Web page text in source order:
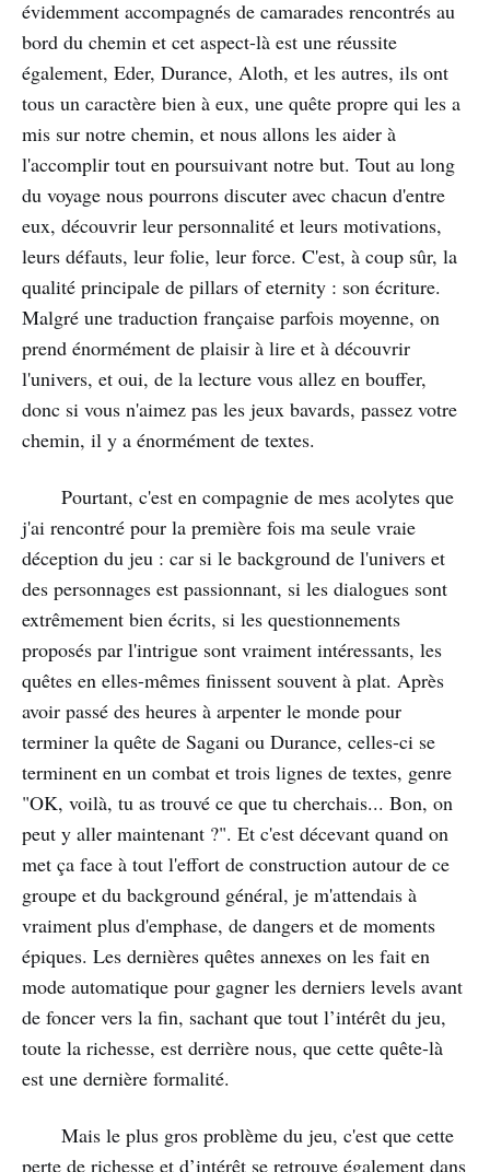
évidemment accompagnés de camarades rencontrés au
bord du chemin et cet aspect-là est une réussite
également, Eder, Durance, Aloth, et les autres, ils ont
tous un caractère bien à eux, une quête propre qui les a
mis sur notre chemin, et nous allons les aider à
l'accomplir tout en poursuivant notre but. Tout au long
du voyage nous pourrons discuter avec chacun d'entre
eux, découvrir leur personnalité et leurs motivations,
leurs défauts, leur folie, leur force. C'est, à coup sûr, la
qualité principale de pillars of eternity : son écriture.
Malgré une traduction française parfois moyenne, on
prend énormément de plaisir à lire et à découvrir
l'univers, et oui, de la lecture vous allez en bouffer,
donc si vous n'aimez pas les jeux bavards, passez votre
chemin, il y a énormément de textes.
Pourtant, c'est en compagnie de mes acolytes que
j'ai rencontré pour la première fois ma seule vraie
déception du jeu : car si le background de l'univers et
des personnages est passionnant, si les dialogues sont
extrêmement bien écrits, si les questionnements
proposés par l'intrigue sont vraiment intéressants, les
quêtes en elles-mêmes finissent souvent à plat. Après
avoir passé des heures à arpenter le monde pour
terminer la quête de Sagani ou Durance, celles-ci se
terminent en un combat et trois lignes de textes, genre
"OK, voilà, tu as trouvé ce que tu cherchais... Bon, on
peut y aller maintenant ?". Et c'est décevant quand on
met ça face à tout l'effort de construction autour de ce
groupe et du background général, je m'attendais à
vraiment plus d'emphase, de dangers et de moments
épiques. Les dernières quêtes annexes on les fait en
mode automatique pour gagner les derniers levels avant
de foncer vers la fin, sachant que tout l’intérêt du jeu,
toute la richesse, est derrière nous, que cette quête-là
est une dernière formalité.
Mais le plus gros problème du jeu, c'est que cette
perte de richesse et d’intérêt se retrouve également dans